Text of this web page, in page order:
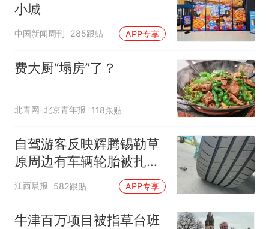
小城
中国新闻周刊 285跟贴 APP专享
费大厨“塌房”了？
北青网-北京青年报 118跟贴
自驾游客反映辉腾锡勒草
原周边有车辆轮胎被扎，
修理店铺换胎价格高达千
元，官方发布情况通报
江西晨报 582跟贴 APP专享
牛津百万项目被指草台班